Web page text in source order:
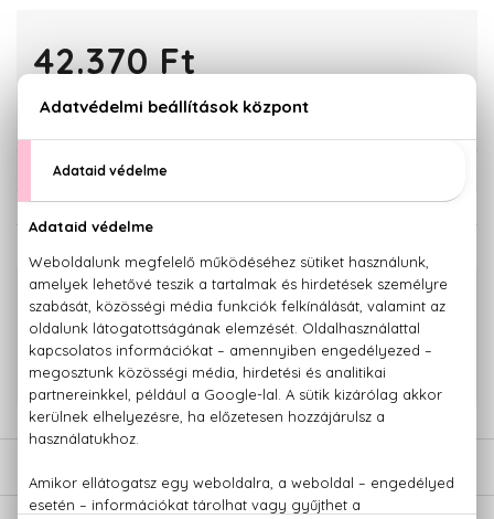
42.370 Ft
KOSÁRBA TESZEM
Törzsvásárlóknak csak:
100% eredeti termékek, 14 napos visszaküldési garanciával
Kérdésed van, elakadtál? Hívd ügyfélszolgálatunkat:+36 20
779 1926